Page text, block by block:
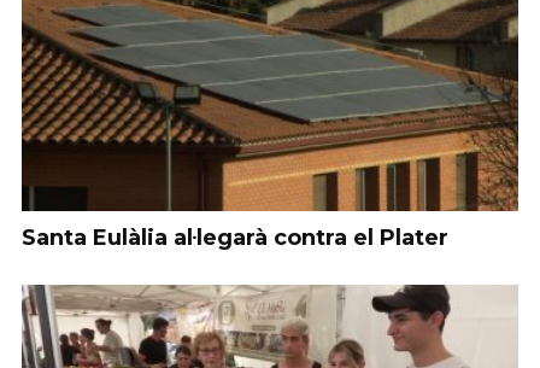
Santa Eulàlia al·legarà contra el Plater